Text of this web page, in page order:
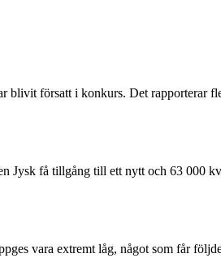
blivit försatt i konkurs. Det rapporterar
Jysk få tillgång till ett nytt och 63 000
vara extremt låg, något som får